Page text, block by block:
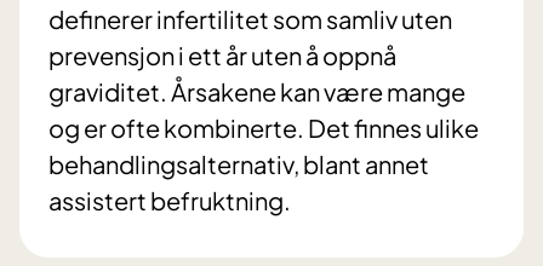
definerer infertilitet som samliv uten
prevensjon i ett år uten å oppnå
graviditet. Årsakene kan være mange
og er ofte kombinerte. Det finnes ulike
behandlingsalternativ, blant annet
assistert befruktning.